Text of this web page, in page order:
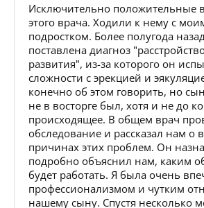
Исключительно положительные
этого врача. Ходили к нему с
подростком. Более полугода
поставлена диагноз
развития", из-за которого он
сложности с эрекцией и
конечно об этом говорить, но
не в восторге был, хотя и не до
происходящее. В общем врач
обследование и рассказал нам о
причинах этих проблем. Он
подробно объяснил нам, каким
будет работать. Я была очень
профессионализмом и чутким
нашему сыну. Спустя несколько